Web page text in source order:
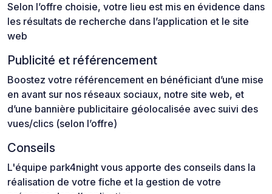
Selon l’offre choisie, votre lieu est mis en évidence dans
les résultats de recherche dans l’application et le site
web
Publicité et référencement
Boostez votre référencement en bénéficiant d’une mise
en avant sur nos réseaux sociaux, notre site web, et
d’une bannière publicitaire géolocalisée avec suivi des
vues/clics (selon l’offre)
Conseils
L'équipe park4night vous apporte des conseils dans la
réalisation de votre fiche et la gestion de votre